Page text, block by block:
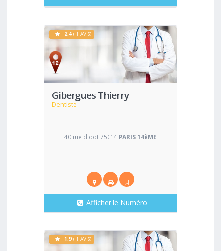
Gibergues Thierry
Dentiste
Voir
2.4 ( 1 AVIS)
40 rue didot 75014 PARIS 14èME
Afficher le Numéro
1.9 ( 1 AVIS)